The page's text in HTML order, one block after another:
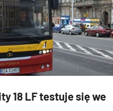
18 LF testuje się we